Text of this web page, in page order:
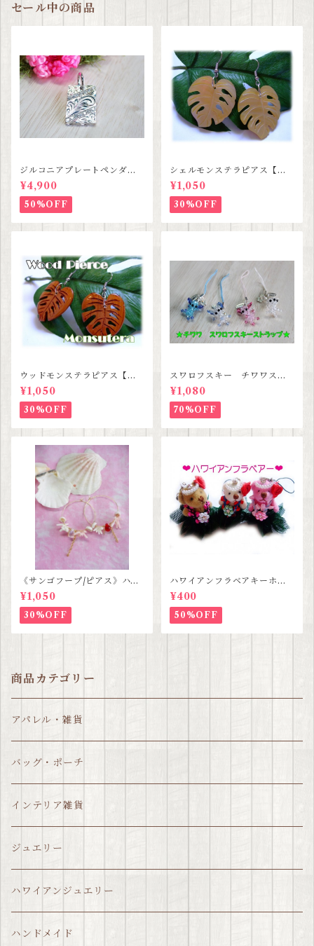
セール中の商品
ジルコニアプレートペンダン
ト【ハワイアンジュエリー】S
ALE
¥4,900
50%OFF
シェルモンステラピアス【ハ
ワイアンジュエリー】SALE
¥1,050
30%OFF
ウッドモンステラピアス【ハ
ワイアンジュエリー】
¥1,050
30%OFF
スワロフスキー チワワスト
ラップ 【３種類セットセー
ル価格】
¥1,080
70%OFF
《サンゴフープ/ピアス》ハン
ドメイド SALE
¥1,050
30%OFF
ハワイアンフラベアキーホル
ダー SALE
¥400
50%OFF
商品カテゴリー
アパレル・雑貨
バッグ・ポーチ
インテリア雑貨
ジュエリー
ハワイアンジュエリー
ハンドメイド